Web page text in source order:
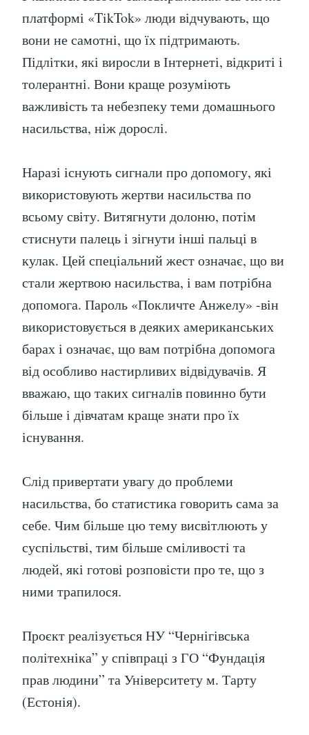
платформі «TikTok» люди відчувають, що
вони не самотні, що їх підтримають.
Підлітки, які виросли в Інтернеті, відкриті і
толерантні. Вони краще розуміють
важливість та небезпеку теми домашнього
насильства, ніж дорослі.
Наразі існують сигнали про допомогу, які
використовують жертви насильства по
всьому світу. Витягнути долоню, потім
стиснути палець і зігнути інші пальці в
кулак. Цей спеціальний жест означає, що ви
стали жертвою насильства, і вам потрібна
допомога. Пароль «Покличте Анжелу» -він
використовується в деяких американських
барах і означає, що вам потрібна допомога
від особливо настирливих відвідувачів. Я
вважаю, що таких сигналів повинно бути
більше і дівчатам краще знати про їх
існування.
Слід привертати увагу до проблеми
насильства, бо статистика говорить сама за
себе. Чим більше цю тему висвітлюють у
суспільстві, тим більше сміливості та
людей, які готові розповісти про те, що з
ними трапилося.
Проєкт реалізується НУ “Чернігівська
політехніка” у співпраці з ГО “Фундація
прав людини” та Університету м. Тарту
(Естонія).